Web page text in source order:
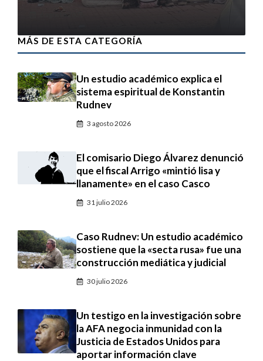
MÁS DE ESTA CATEGORÍA
Un estudio académico explica el
sistema espiritual de Konstantin
Rudnev
3 agosto 2026
El comisario Diego Álvarez denunció
que el fiscal Arrigo «mintió lisa y
llanamente» en el caso Casco
31 julio 2026
Caso Rudnev: Un estudio académico
sostiene que la «secta rusa» fue una
construcción mediática y judicial
30 julio 2026
Un testigo en la investigación sobre
la AFA negocia inmunidad con la
Justicia de Estados Unidos para
aportar información clave